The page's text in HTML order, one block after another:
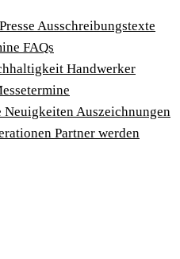
Presse Ausschreibungstexte
FAQs
Handwerker
Neuigkeiten Auszeichnungen
Partner werden